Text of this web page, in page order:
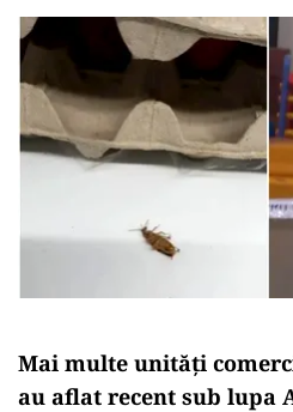
Mai multe unități
au aflat recent sub lupa